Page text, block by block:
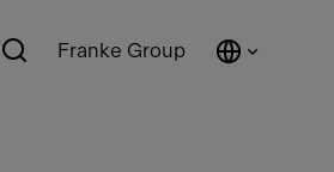
Franke Group